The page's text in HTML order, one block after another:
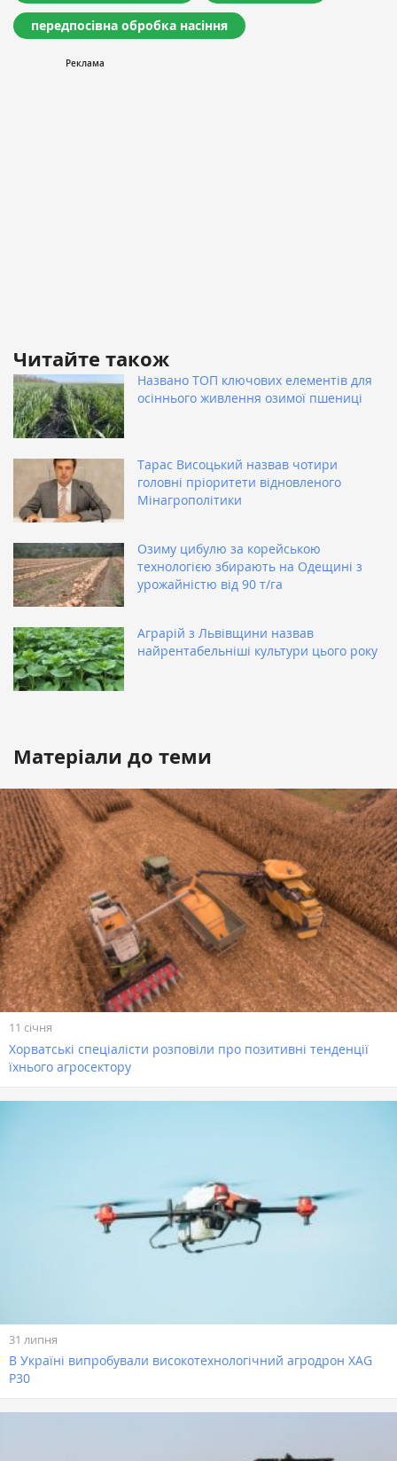
передпосівна обробка насіння
Читайте також
Названо ТОП ключових елементів для
осіннього живлення озимої пшениці
Тарас Висоцький назвав чотири
головні пріоритети відновленого
Мінагрополітики
Озиму цибулю за корейською
технологією збирають на Одещині з
урожайністю від 90 т/га
Аграрій з Львівщини назвав
найрентабельніші культури цього року
Матеріали до теми
11 січня
Хорватські спеціалісти розповіли про позитивні тенденції
їхнього агросектору
31 липня
В Україні випробували високотехнологічний агродрон XAG
Р30